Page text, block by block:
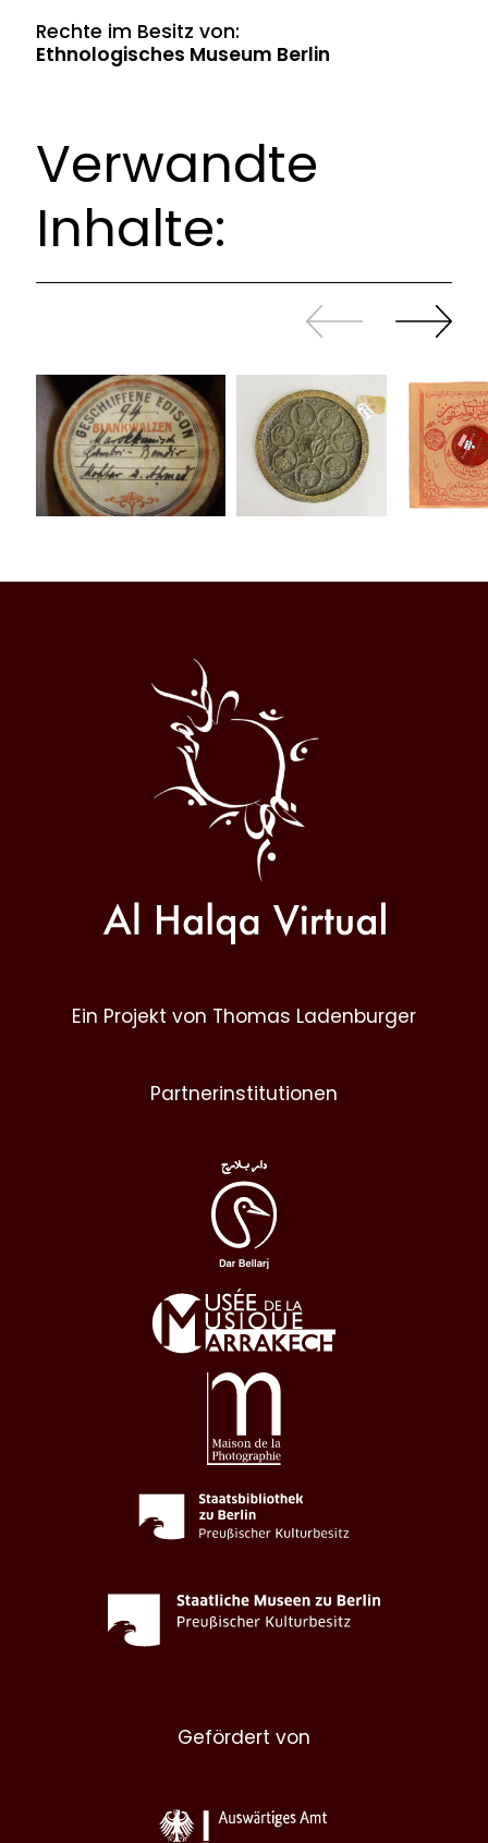
Rechte im Besitz von:
Ethnologisches Museum Berlin
Verwandte
Inhalte:
Zurück
sliden
Weiter
sliden
Halqa
Ein Projekt von Thomas Ladenburger
Partnerinstitutionen
Gefördert von